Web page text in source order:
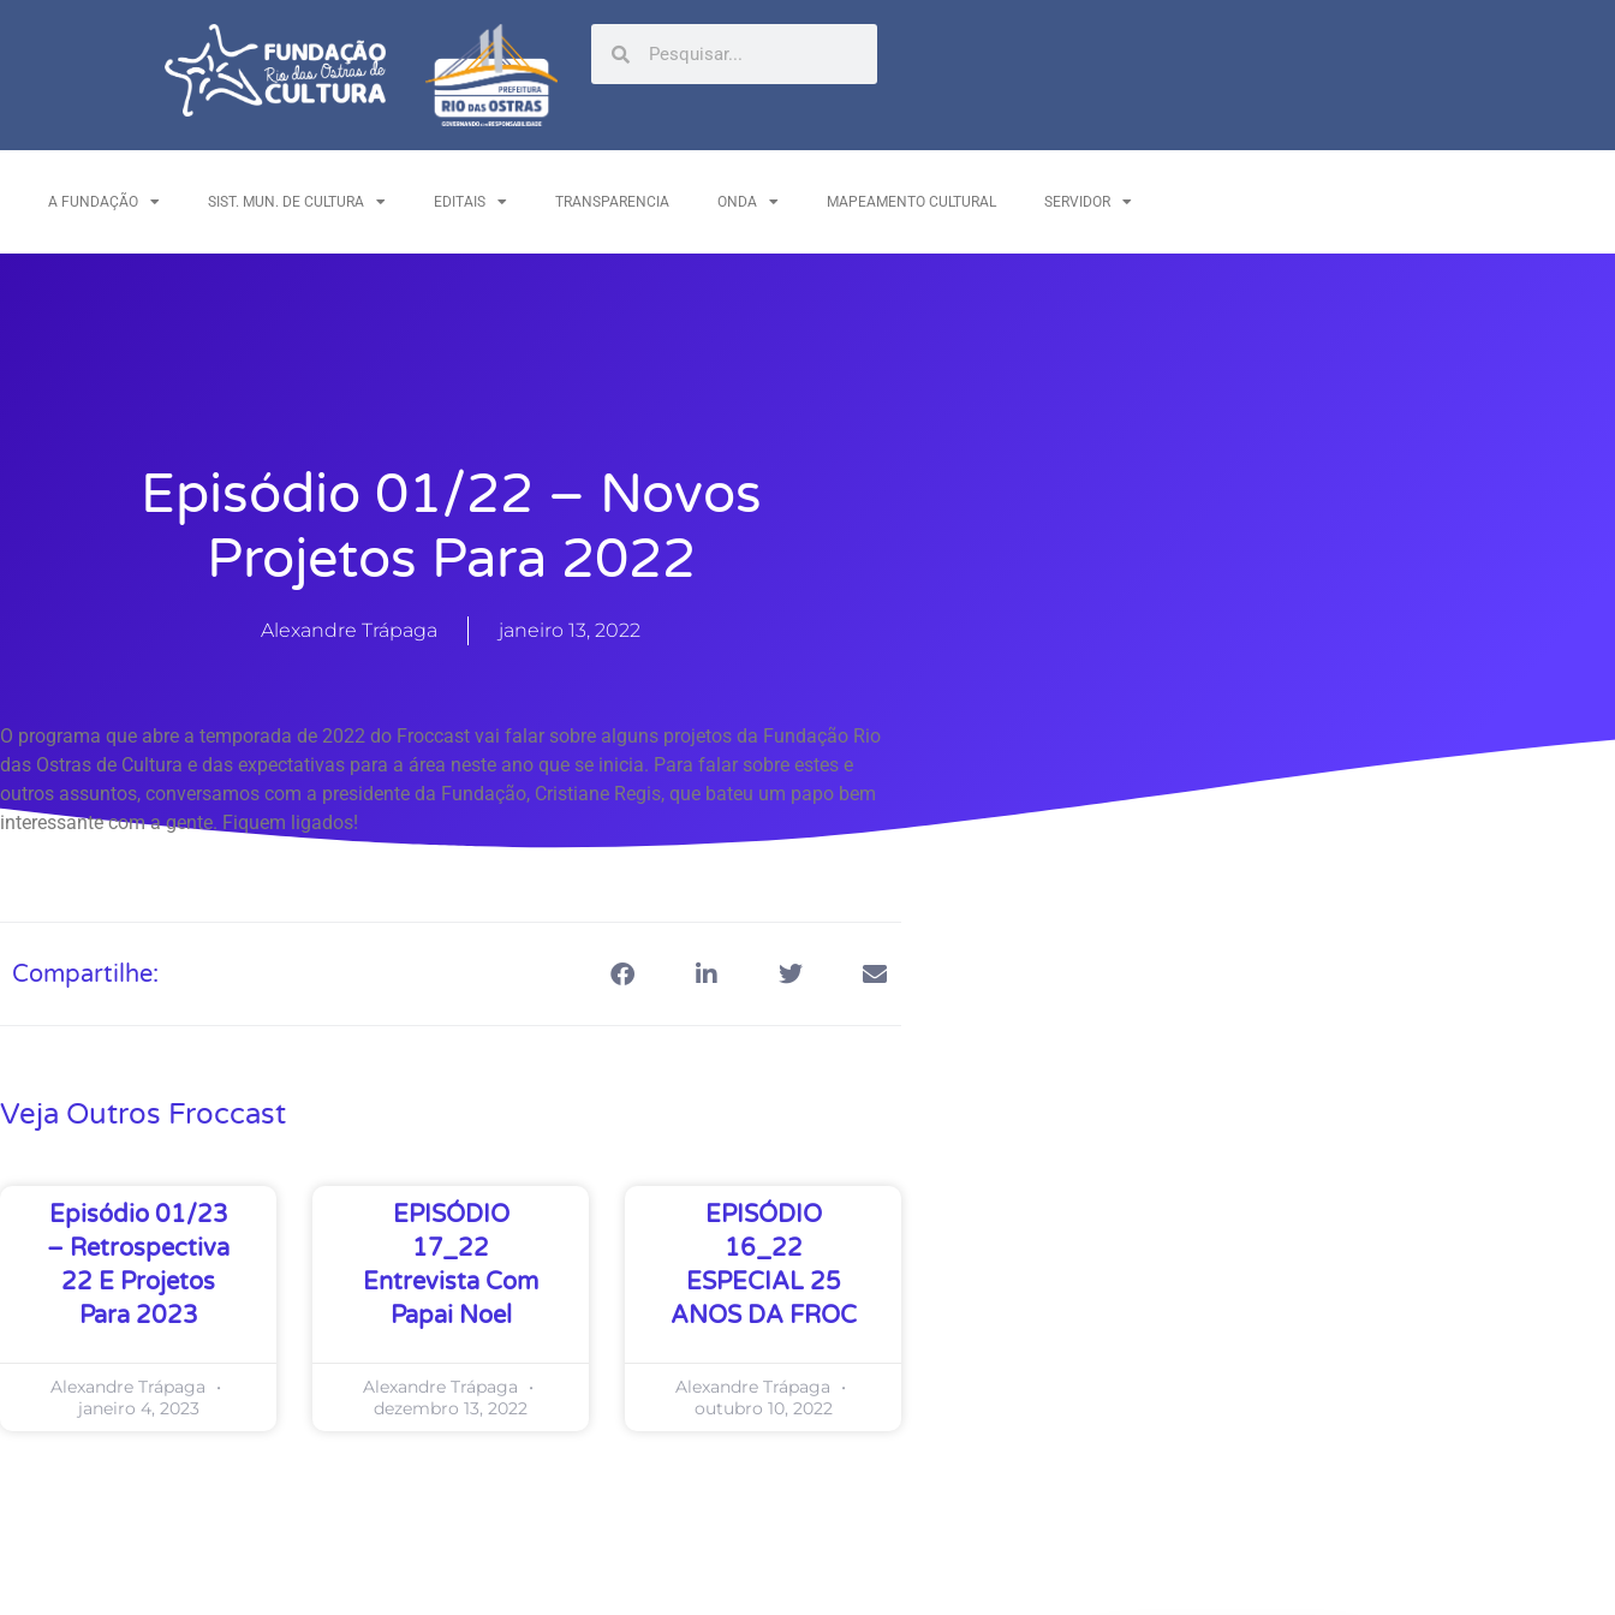
A FUNDAÇÃO SIST. MUN. DE CULTURA EDITAIS TRANSPARENCIA ONDA MAPEAMENTO CULTURAL SERVIDOR
Episódio 01/22 – Novos
Projetos Para 2022
Alexandre Trápaga janeiro 13, 2022
O programa que abre a temporada de 2022 do Froccast vai falar sobre alguns projetos da Fundação Rio
das Ostras de Cultura e das expectativas para a área neste ano que se inicia. Para falar sobre estes e
outros assuntos, conversamos com a presidente da Fundação, Cristiane Regis, que bateu um papo bem
interessante com a gente. Fiquem ligados!
Compartilhe:
Veja Outros Froccast
Episódio 01/23
– Retrospectiva
22 E Projetos
Para 2023
Alexandre Trápaga
janeiro 4, 2023
EPISÓDIO
17_22
Entrevista Com
Papai Noel
Alexandre Trápaga
dezembro 13, 2022
EPISÓDIO
16_22
ESPECIAL 25
ANOS DA FROC
Alexandre Trápaga
outubro 10, 2022